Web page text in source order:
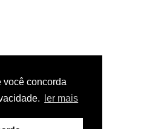
você concorda
ler mais